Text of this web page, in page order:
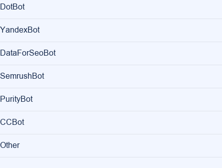
DotBot
YandexBot
DataForSeoBot
SemrushBot
PurityBot
CCBot
Other